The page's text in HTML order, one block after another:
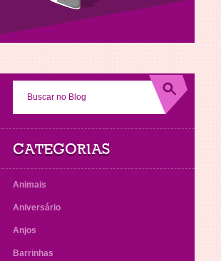
CATEGORIAS
Animais
Aniversário
Anjos
Barrinhas